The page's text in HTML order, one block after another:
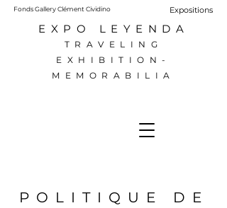
Fonds Gallery Clément Cividino Expositions
EXPO LEYENDA
TRAVELING
EXHIBITION-
MEMORABILIA
POLITIQUE DE